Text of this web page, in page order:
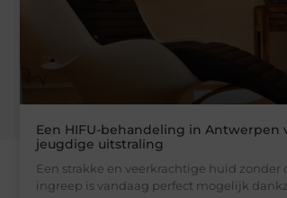
Een HIFU-behandeling in Antwerpen
jeugdige uitstraling
Een strakke en veerkrachtige huid zonder
ingreep is vandaag perfect mogelijk